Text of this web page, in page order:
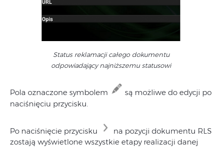
Status reklamacji całego dokumentu
odpowiadający najniższemu statusowi
Pola oznaczone symbolem
są możliwe do edycji po
naciśnięciu przycisku.
Po naciśnięcie przycisku
na pozycji dokumentu RLS
zostają wyświetlone wszystkie etapy realizacji danej